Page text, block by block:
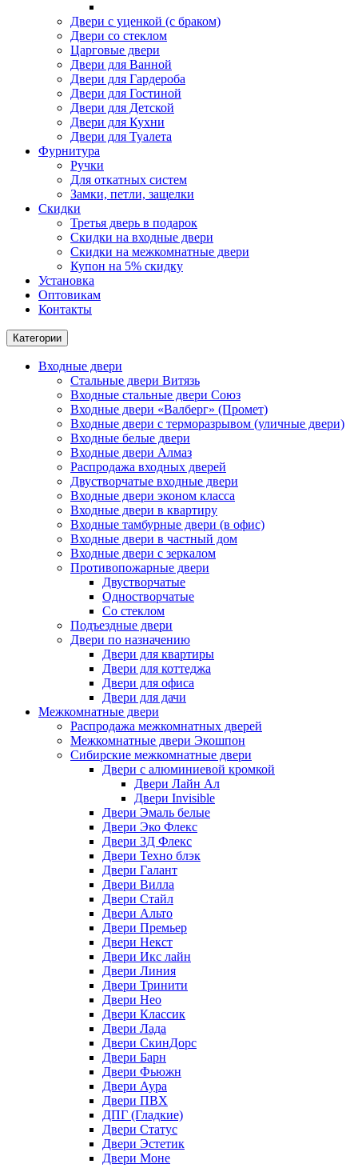
Двери с уценкой (с браком)
Двери со стеклом
Царговые двери
Двери для Ванной
Двери для Гардероба
Двери для Гостиной
Двери для Детской
Двери для Кухни
Двери для Туалета
Фурнитура
Ручки
Для откатных систем
Замки, петли, защелки
Скидки
Третья дверь в подарок
Скидки на входные двери
Скидки на межкомнатные двери
Купон на 5% скидку
Установка
Оптовикам
Контакты
Категории
Входные двери
Стальные двери Витязь
Входные стальные двери Союз
Входные двери «Валберг» (Промет)
Входные двери с терморазрывом (уличные двери)
Входные белые двери
Входные двери Алмаз
Распродажа входных дверей
Двустворчатые входные двери
Входные двери эконом класса
Входные двери в квартиру
Входные тамбурные двери (в офис)
Входные двери в частный дом
Входные двери с зеркалом
Противопожарные двери
Двустворчатые
Одностворчатые
Со стеклом
Подъездные двери
Двери по назначению
Двери для квартиры
Двери для коттеджа
Двери для офиса
Двери для дачи
Межкомнатные двери
Распродажа межкомнатных дверей
Межкомнатные двери Экошпон
Сибирские межкомнатные двери
Двери с алюминиевой кромкой
Двери Лайн Ал
Двери Invisible
Двери Эмаль белые
Двери Эко Флекс
Двери 3Д Флекс
Двери Техно блэк
Двери Галант
Двери Вилла
Двери Стайл
Двери Альто
Двери Премьер
Двери Некст
Двери Икс лайн
Двери Линия
Двери Тринити
Двери Нео
Двери Классик
Двери Лада
Двери СкинДорс
Двери Барн
Двери Фьюжн
Двери Аура
Двери ПВХ
ДПГ (Гладкие)
Двери Статус
Двери Эстетик
Двери Моне